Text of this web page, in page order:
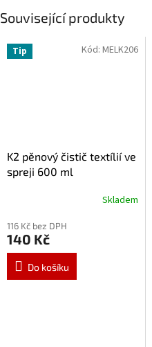
Související produkty
Tip
K2 pěnový čistič textílií ve
spreji 600 ml
Skladem
116 Kč bez DPH
140 Kč
Do košíku
Kód: MELK206